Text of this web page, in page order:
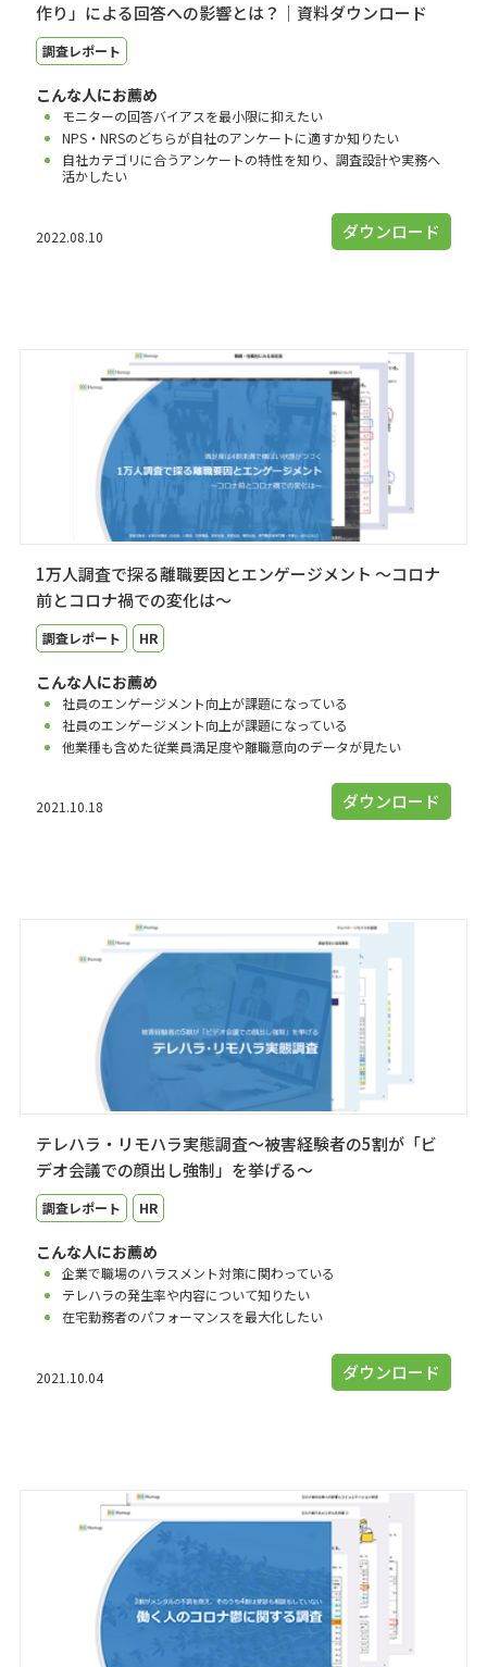
作り」による回答への影響とは？｜資料ダウンロード
調査レポート
こんな人にお薦め
モニターの回答バイアスを最小限に抑えたい
NPS・NRSのどちらが自社のアンケートに適すか知りたい
自社カテゴリに合うアンケートの特性を知り、調査設計や実務へ
活かしたい
2022.08.10 ダウンロード
1万人調査で探る離職要因とエンゲージメント ～コロナ
前とコロナ禍での変化は～
調査レポート HR
こんな人にお薦め
社員のエンゲージメント向上が課題になっている
社員のエンゲージメント向上が課題になっている
他業種も含めた従業員満足度や離職意向のデータが見たい
2021.10.18 ダウンロード
テレハラ・リモハラ実態調査～被害経験者の5割が「ビ
デオ会議での顔出し強制」を挙げる～
調査レポート HR
こんな人にお薦め
企業で職場のハラスメント対策に関わっている
テレハラの発生率や内容について知りたい
在宅勤務者のパフォーマンスを最大化したい
2021.10.04 ダウンロード